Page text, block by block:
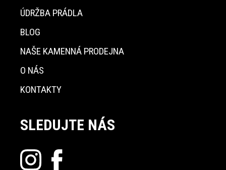
ÚDRŽBA PRÁDLA
BLOG
NAŠE KAMENNÁ PRODEJNA
O NÁS
KONTAKTY
SLEDUJTE NÁS